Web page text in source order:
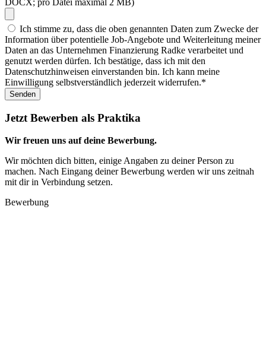
Ich stimme zu, dass die oben genannten Daten zum Zwecke der
Information über potentielle Job-Angebote und Weiterleitung meiner
Daten an das Unternehmen Finanzierung Radke verarbeitet und
genutzt werden dürfen. Ich bestätige, dass ich mit den
Datenschutzhinweisen einverstanden bin. Ich kann meine
Einwilligung selbstverständlich jederzeit widerrufen.*
Senden
Jetzt Bewerben als Praktika
Wir freuen uns auf deine Bewerbung.
Wir möchten dich bitten, einige Angaben zu deiner Person zu
machen. Nach Eingang deiner Bewerbung werden wir uns zeitnah
mit dir in Verbindung setzen.
Bewerbung